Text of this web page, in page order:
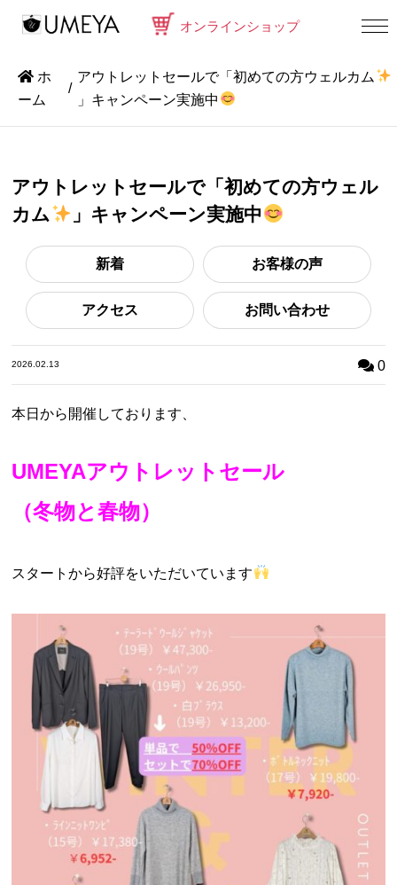
オンラインショップ
ホ
ーム
アウトレットセールで「初めての方ウェルカム
」キャンペーン実施中
アウトレットセールで「初めての方ウェル
カム
」キャンペーン実施中
新着 お客様の声
アクセス お問い合わせ
2026.02.13 0
本日から開催しております、
UMEYAアウトレットセール
（冬物と春物）
スタートから好評をいただいています